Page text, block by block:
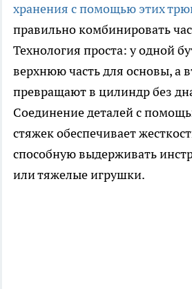
хранения с помощью этих
правильно комбинировать
Технология проста: у одной
верхнюю часть для основы, а
превращают в цилиндр без
Соединение деталей с
стяжек обеспечивает
способную выдерживать
или тяжелые игрушки.